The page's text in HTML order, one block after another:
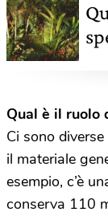
Qual è il ruolo
Ci sono
il materiale
esempio, c’è
conserva 110